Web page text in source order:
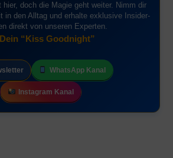
hier, doch die Magie geht weiter. Nimm dir
in den Alltag und erhalte exklusive Insider-
direkt von unseren Experten.
Dein “Kiss Goodnight”
WhatsApp Kanal
Instagram Kanal